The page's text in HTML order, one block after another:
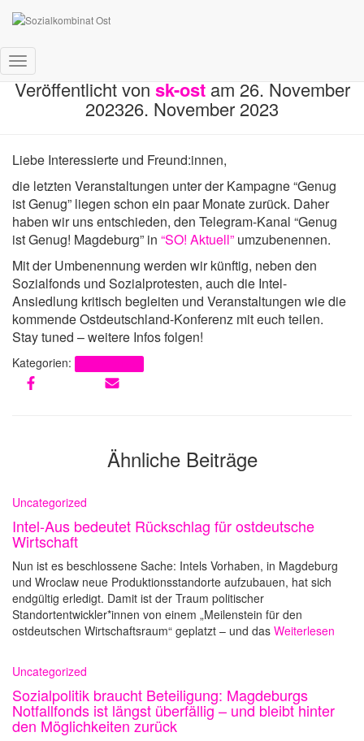
Navigation umschalten
Veröffentlicht vonsk-ostam26. November
202326. November 2023
Liebe Interessierte und Freund:innen,
die letzten Veranstaltungen unter der Kampagne “Genug
ist Genug” liegen schon ein paar Monate zurück. Daher
haben wir uns entschieden, den Telegram-Kanal “Genug
ist Genug! Magdeburg” in “SO! Aktuell” umzubenennen.
Mit der Umbenennung werden wir künftig, neben den
Sozialfonds und Sozialprotesten, auch die Intel-
Ansiedlung kritisch begleiten und Veranstaltungen wie die
kommende Ostdeutschland-Konferenz mit euch teilen.
Stay tuned – weitere Infos folgen!
Kategorien:
Ähnliche Beiträge
Uncategorized
Intel-Aus bedeutet Rückschlag für ostdeutsche
Wirtschaft
Nun ist es beschlossene Sache: Intels Vorhaben, in Magdeburg
und Wroclaw neue Produktionsstandorte aufzubauen, hat sich
endgültig erledigt. Damit ist der Traum politischer
Standortentwickler*innen von einem „Meilenstein für den
ostdeutschen Wirtschaftsraum“ geplatzt – und das Weiterlesen
Uncategorized
Sozialpolitik braucht Beteiligung: Magdeburgs
Notfallfonds ist längst überfällig – und bleibt hinter
den Möglichkeiten zurück